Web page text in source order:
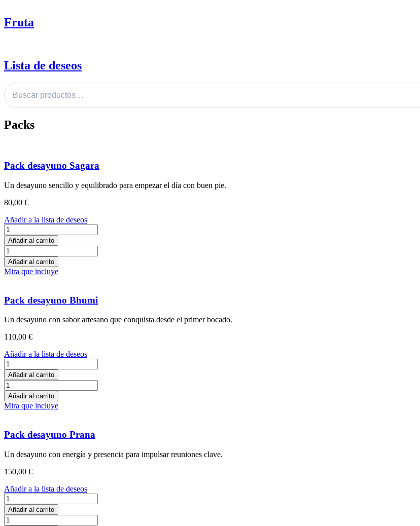
Fruta
Lista de deseos
Buscar productos
Packs
Pack desayuno Sagara
Un desayuno sencillo y equilibrado para empezar el día con buen pie.
80,00 €
Añadir a la lista de deseos
Pack
desayuno
Sagara
cantidad
Añadir al carrito
Pack
desayuno
Sagara
cantidad
Añadir al carrito
Mira que incluye
Pack desayuno Bhumi
Un desayuno con sabor artesano que conquista desde el primer bocado.
110,00 €
Añadir a la lista de deseos
Pack
desayuno
Bhumi
cantidad
Añadir al carrito
Pack
desayuno
Bhumi
cantidad
Añadir al carrito
Mira que incluye
Pack desayuno Prana
Un desayuno con energía y presencia para impulsar reuniones clave.
150,00 €
Añadir a la lista de deseos
Pack
desayuno
Prana
Añadir al carrito
Pack